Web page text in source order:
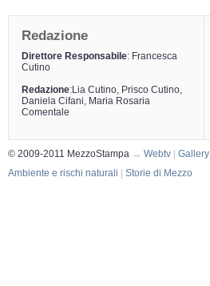
Redazione
Direttore Responsabile: Francesca
Cutino
Redazione:Lia Cutino, Prisco Cutino,
Daniela Cifani, Maria Rosaria
Comentale
© 2009-2011 MezzoStampa → Webtv Gallery
Ambiente e rischi naturali Storie di Mezzo